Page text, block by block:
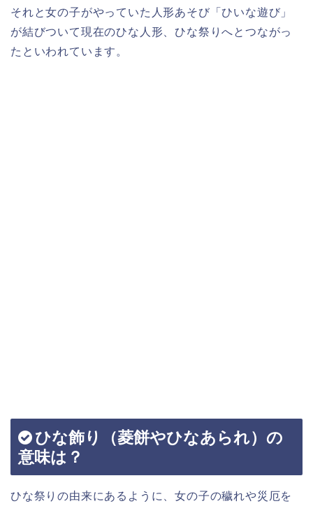
それと女の子がやっていた人形あそび「ひいな遊び」
が結びついて現在のひな人形、ひな祭りへとつながっ
たといわれています。
ひな飾り（菱餅やひなあられ）の
意味は？
ひな祭りの由来にあるように、女の子の穢れや災厄を